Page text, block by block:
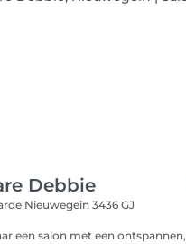
Debbie
Nieuwegein 3436 GJ
een salon met een